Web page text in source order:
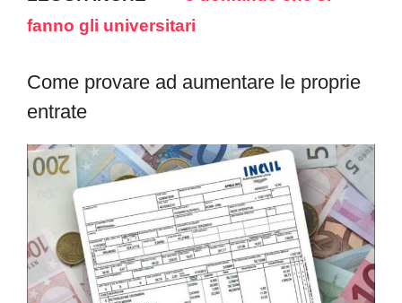
fanno gli universitari
Come provare ad aumentare le proprie
entrate